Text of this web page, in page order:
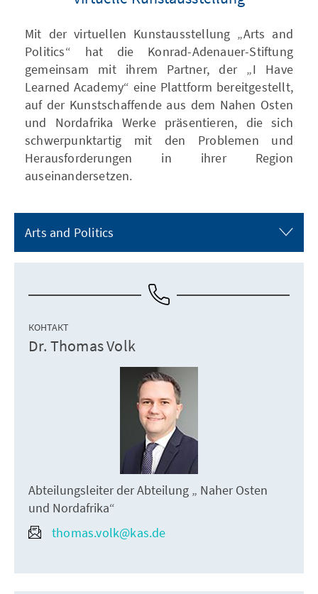
Mit der virtuellen Kunstausstellung „Arts and
Politics“ hat die Konrad-Adenauer-Stiftung
gemeinsam mit ihrem Partner, der „I Have
Learned Academy“ eine Plattform bereitgestellt,
auf der Kunstschaffende aus dem Nahen Osten
und Nordafrika Werke präsentieren, die sich
schwerpunktartig mit den Problemen und
Herausforderungen in ihrer Region
auseinandersetzen.
Arts and Politics
КОНТАКТ
Dr. Thomas Volk
Abteilungsleiter der Abteilung „ Naher Osten
und Nordafrika“
thomas.volk@kas.de